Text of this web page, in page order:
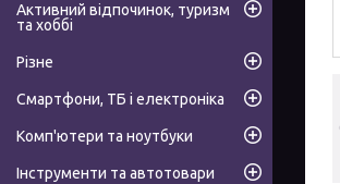
Активний відпочинок, туризм
та хоббі
Різне
Смартфони, ТБ і електроніка
Комп'ютери та ноутбуки
Інструменти та автотовари